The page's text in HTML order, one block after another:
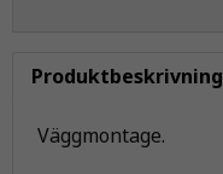
Produktbeskrivning
Väggmontage.